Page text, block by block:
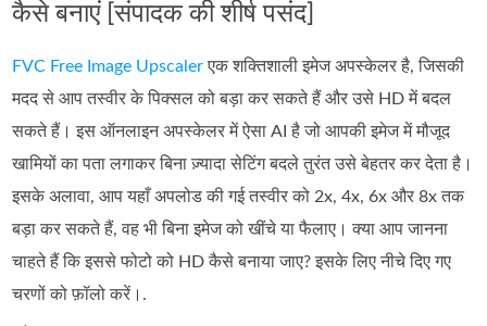
कैसे बनाएं [संपादक की शीर्ष पसंद]
FVC Free Image Upscalerएक शक्तिशाली इमेज अपस्केलर है, जिसकी
मदद से आप तस्वीर के पिक्सल को बड़ा कर सकते हैं और उसे HD में बदल
सकते हैं। इस ऑनलाइन अपस्केलर में ऐसा AI है जो आपकी इमेज में मौजूद
खामियों का पता लगाकर बिना ज़्यादा सेटिंग बदले तुरंत उसे बेहतर कर देता है।
इसके अलावा, आप यहाँ अपलोड की गई तस्वीर को 2x, 4x, 6x और 8x तक
बड़ा कर सकते हैं, वह भी बिना इमेज को खींचे या फैलाए। क्या आप जानना
चाहते हैं कि इससे फोटो को HD कैसे बनाया जाए? इसके लिए नीचे दिए गए
चरणों को फ़ॉलो करें।.